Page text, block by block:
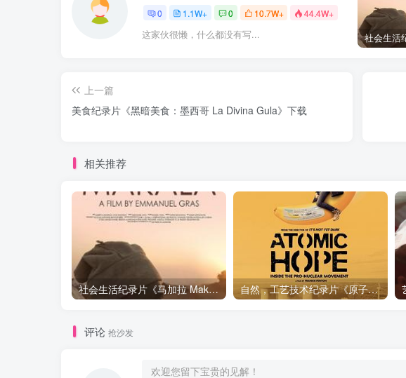
0 1.1W+ 0 10.7W+ 44.4W+
这家伙很懒，什么都没有写...
上一篇
美食纪录片《黑暗美食：墨西哥 La Divina Gula》下载
相关推荐
社会生活纪录片《马加拉 Makala》下载 自然，工艺技术纪录片《原子能的希望 Atomic Hope – Inside the Pro-Nuclear Movement》下载
评论 抢沙发